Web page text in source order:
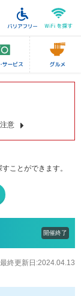
意
すことができます。
開催終了
最終更新日:2024.04.13